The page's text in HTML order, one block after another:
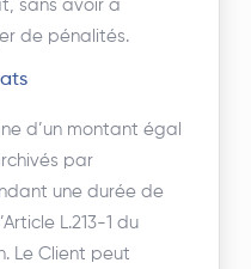
sans avoir à
de pénalités.
d’un montant égal
par
une durée de
L.213-1 du
Le Client peut